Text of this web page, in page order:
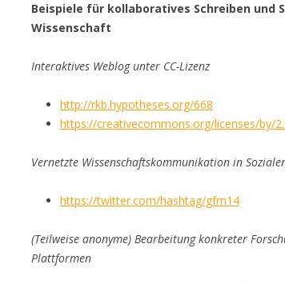
Beispiele für kollaboratives Schreiben und
Wissenschaft
Interaktives Weblog unter CC-Lizenz
http://rkb.hypotheses.org/668
https://creativecommons.org/licenses/by/
Vernetzte Wissenschaftskommunikation in
https://twitter.com/hashtag/gfm14
(Teilweise anonyme) Bearbeitung konkreter
Plattformen